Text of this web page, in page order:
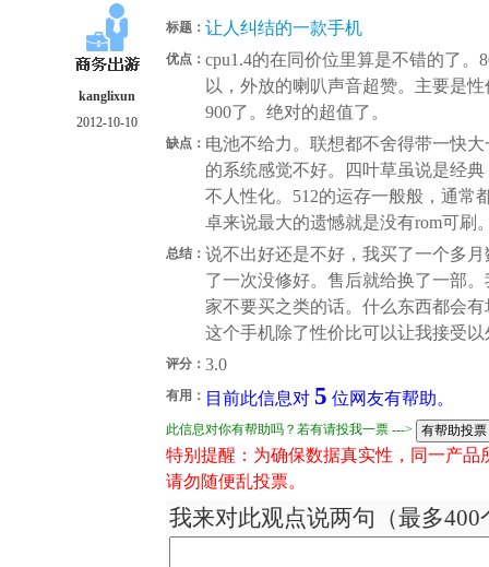
kanglixun
2012-10-10
标题： 让人纠结的一款手机
优点： cpu1.4的在同价位里算是不错的了
以，外放的喇叭声音超赞。主要是
900了。绝对的超值了。
缺点： 电池不给力。联想都不舍得带一快
的系统感觉不好。四叶草虽说是经
不人性化。512的运存一般般，通常
卓来说最大的遗憾就是没有rom可刷
总结： 说不出好还是不好，我买了一个多
了一次没修好。售后就给换了一部
家不要买之类的话。什么东西都会
这个手机除了性价比可以让我接受
评分： 3.0
有用： 目前此信息对 5 位网友有帮助。
此信息对你有帮助吗？若有请投我一票 --->
特别提醒：为确保数据真实性，同一产
请勿随便乱投票。
我来对此观点说两句（最多400